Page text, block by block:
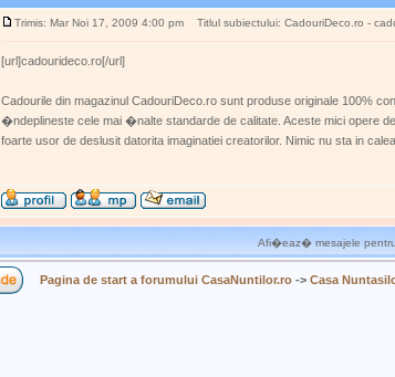
Trimis: Mar Noi 17, 2009 4:00 pm Titlul subiectului: CadouriDeco.ro -
[url]cadourideco.ro[/url]
Cadourile din magazinul CadouriDeco.ro sunt produse originale 100%
�ndeplineste cele mai �nalte standarde de calitate. Aceste mici opere
foarte usor de deslusit datorita imaginatiei creatorilor. Nimic nu sta in
Afi�eaz� mesajele
Pagina de start a forumului CasaNuntilor.ro -> Casa